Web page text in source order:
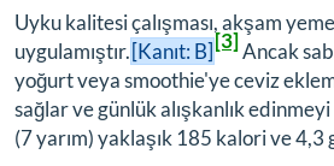
Uyku kalitesi çalışması, akşam
uygulamıştır.[Kanıt: B][3]Ancak
yoğurt veya smoothie'ye ceviz
sağlar ve günlük alışkanlık
(7 yarım) yaklaşık 185 kalori ve 4,3